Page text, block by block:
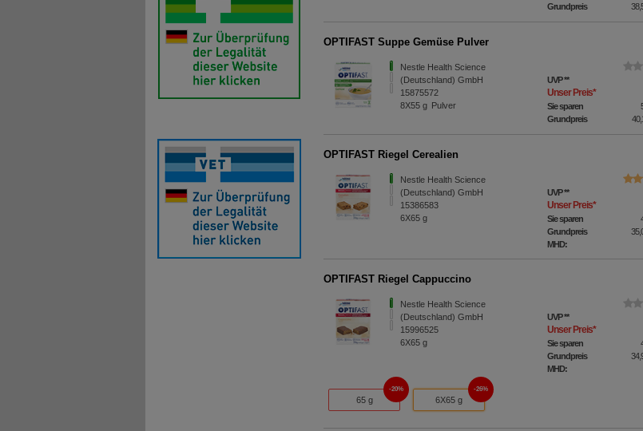
Grundpreis
OPTIFAST Suppe Gemüse Pulver
Nestle Health Science
(Deutschland) GmbH
15875572
8X55g Pulver
UVP**
Unser Preis*
Sie sparen
Grundpreis
OPTIFAST Riegel Cerealien
Nestle Health Science
(Deutschland) GmbH
15386583
6X65g
UVP**
Unser Preis*
Sie sparen
Grundpreis
MHD:
OPTIFAST Riegel Cappuccino
Nestle Health Science
(Deutschland) GmbH
15996525
6X65g
UVP**
Unser Preis*
Sie sparen
Grundpreis
MHD:
65 g
20%
6X65 g
26%